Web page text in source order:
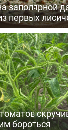
заполярной
первых
бороться